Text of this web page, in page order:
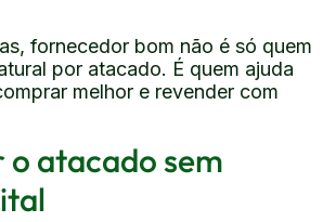
fornecedor bom não é só quem
por atacado. É quem ajuda
melhor e revender com
o atacado sem